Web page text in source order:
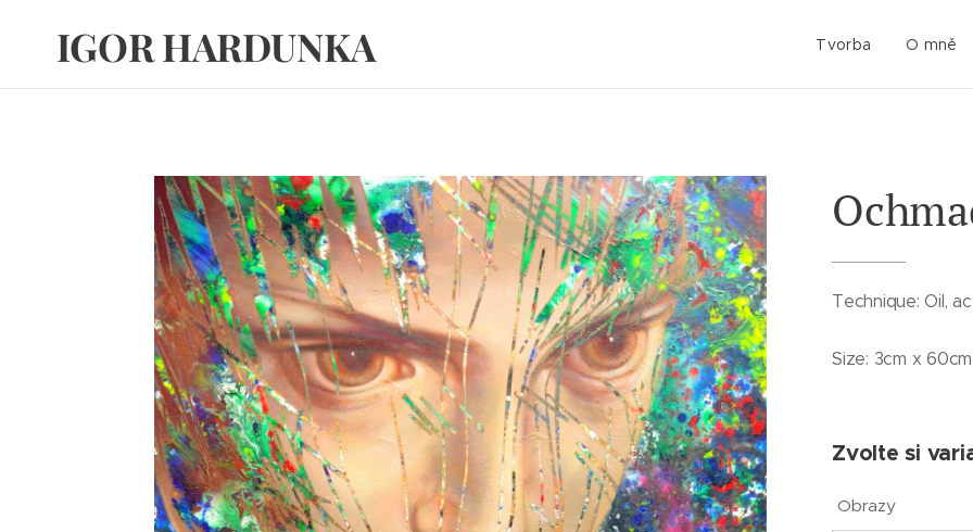
IGOR HARDUNKA Tvorba O mně
Technique: Oil,
Size: 3cm x
Zvolte si
Obrazy